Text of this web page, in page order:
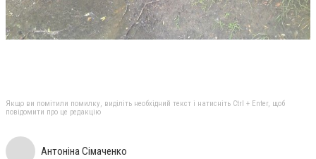
Якщо ви помітили помилку, виділіть необхідний текст і натисніть Ctrl + Enter, щоб
повідомити про це редакцію
Антоніна Сімаченко